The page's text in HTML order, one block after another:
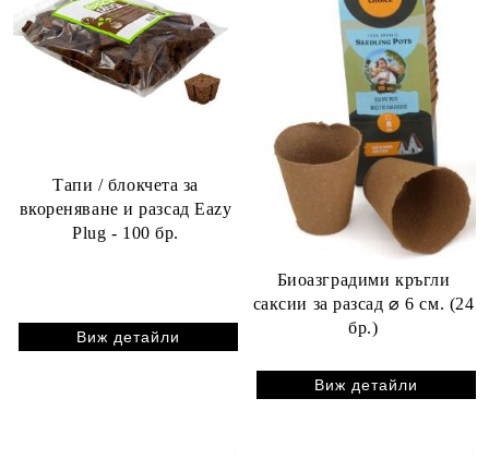
Тапи / блокчета за
вкореняване и разсад Eazy
Plug - 100 бр.
Виж детайли
Биоазградими кръгли
саксии за разсад ⌀ 6 см. (24
бр.)
Виж детайли